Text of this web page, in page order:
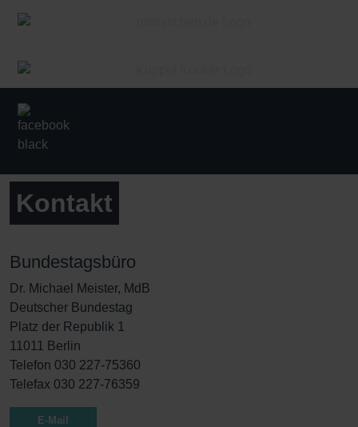
Kontakt
Bundestagsbüro
Dr. Michael Meister, MdB
Deutscher Bundestag
Platz der Republik 1
11011 Berlin
Telefon 030 227-75360
Telefax 030 227-76359
E-Mail